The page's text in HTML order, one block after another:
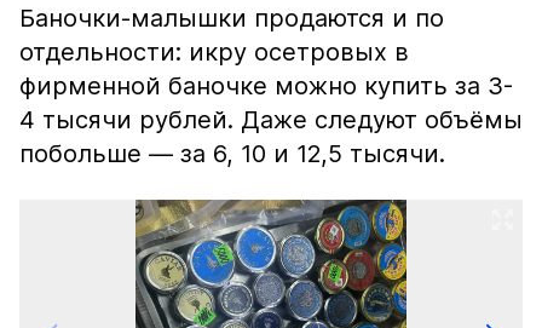
Баночки-малышки продаются и по
отдельности: икру осетровых в
фирменной баночке можно купить за 3-
4 тысячи рублей. Даже следуют объёмы
побольше — за 6, 10 и 12,5 тысячи.